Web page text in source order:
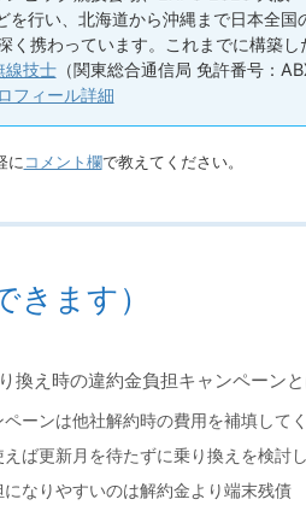
行い、北海道から沖縄まで日本全国
く携わっています。これまでに構築
線技士（関東総合通信局 免許番号：
フィール詳細
に コメント欄で教えてください。
きます）
換え時の違約金負担キャンペーンと
ーンは他社解約時の費用を補填して
ば更新月を待たずに乗り換えを検討
なりやすいのは解約金より端末残債